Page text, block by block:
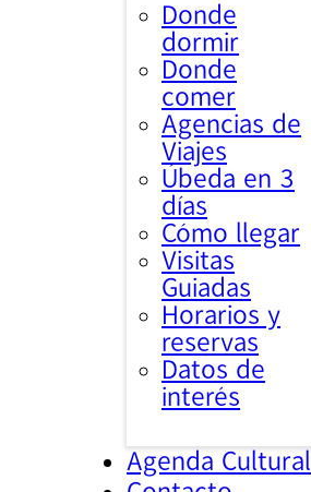
Donde
dormir
Donde
comer
Agencias de
Viajes
Úbeda en 3
días
Cómo llegar
Visitas
Guiadas
Horarios y
reservas
Datos de
interés
Agenda Cultural